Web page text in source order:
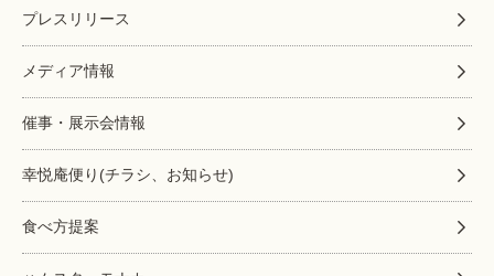
プレスリリース
メディア情報
催事・展示会情報
幸悦庵便り(チラシ、お知らせ)
食べ方提案